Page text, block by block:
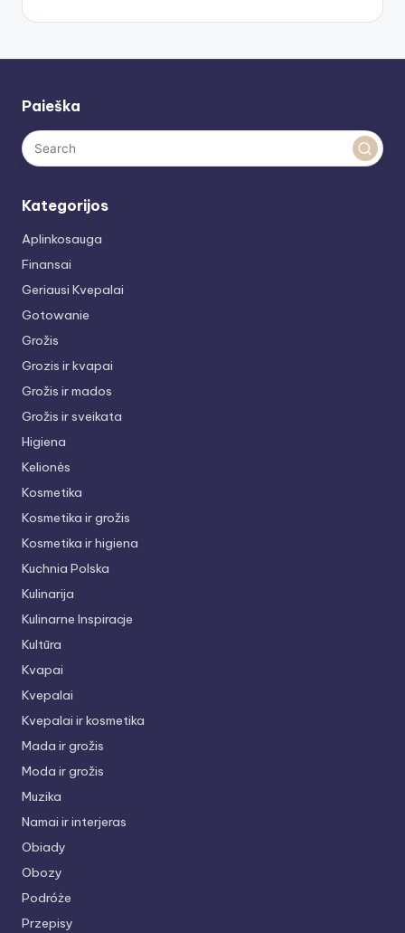
Paieška
Kategorijos
Aplinkosauga
Finansai
Geriausi Kvepalai
Gotowanie
Grožis
Grozis ir kvapai
Grožis ir mados
Grožis ir sveikata
Higiena
Kelionės
Kosmetika
Kosmetika ir grožis
Kosmetika ir higiena
Kuchnia Polska
Kulinarija
Kulinarne Inspiracje
Kultūra
Kvapai
Kvepalai
Kvepalai ir kosmetika
Mada ir grožis
Moda ir grožis
Muzika
Namai ir interjeras
Obiady
Obozy
Podróże
Przepisy